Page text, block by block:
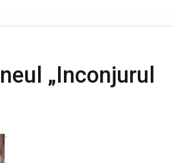
„Inconjurul